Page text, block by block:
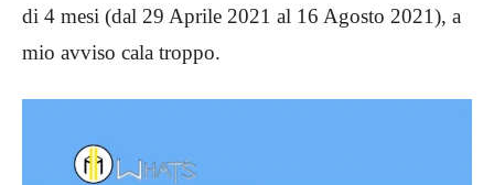
di 4 mesi (dal 29 Aprile 2021 al 16 Agosto 2021), a
mio avviso cala troppo.